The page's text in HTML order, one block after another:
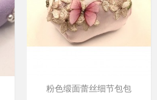
粉色缎面蕾丝细节包包